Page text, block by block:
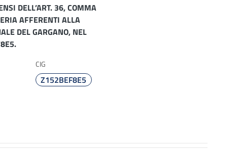
DELL’ART. 36, COMMA
AFFERENTI ALLA
DEL GARGANO, NEL
CIG
Z152BEF8E5